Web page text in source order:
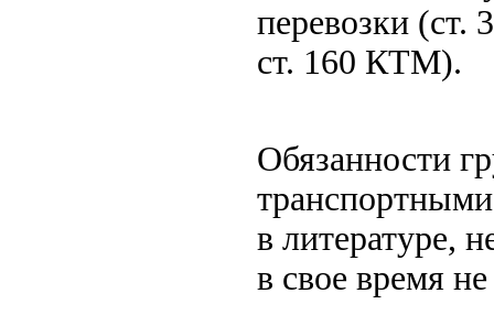
перевозки
ст. 160 КТМ).
Обязанности
в литературе,
в свое время